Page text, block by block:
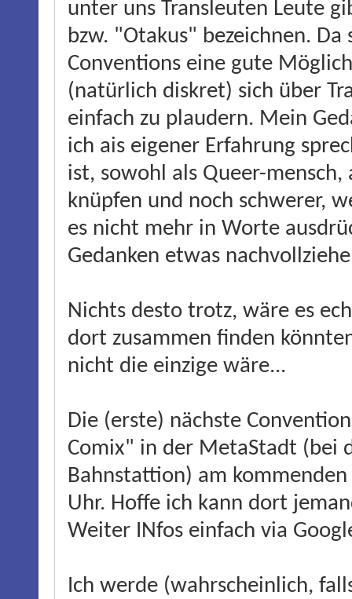
unter uns Transleuten Leute
bzw. "Otakus" bezeichnen.
Conventions eine gute
(natürlich diskret) sich über
einfach zu plaudern. Mein
ich ais eigener Erfahrung
ist, sowohl als Queer-
knüpfen und noch schwerer,
es nicht mehr in Worte
Gedanken etwas
Nichts desto trotz, wäre es
dort zusammen finden
nicht die einzige wäre...
Die (erste) nächste
Comix" in der MetaStadt (bei
Bahnstattion) am
Uhr. Hoffe ich kann dort
Weiter INfos einfach via
Ich werde (wahrscheinlich,